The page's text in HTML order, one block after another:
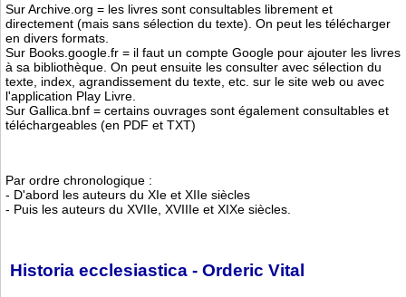
Sur Archive.org = les livres sont consultables librement et
directement (mais sans sélection du texte). On peut les télécharger
en divers formats.
Sur Books.google.fr = il faut un compte Google pour ajouter les livres
à sa bibliothèque. On peut ensuite les consulter avec sélection du
texte, index, agrandissement du texte, etc. sur le site web ou avec
l'application Play Livre.
Sur Gallica.bnf = certains ouvrages sont également consultables et
téléchargeables (en PDF et TXT)
Par ordre chronologique :
- D'abord les auteurs du XIe et XIIe siècles
- Puis les auteurs du XVIIe, XVIIIe et XIXe siècles.
Historia ecclesiastica - Orderic Vital